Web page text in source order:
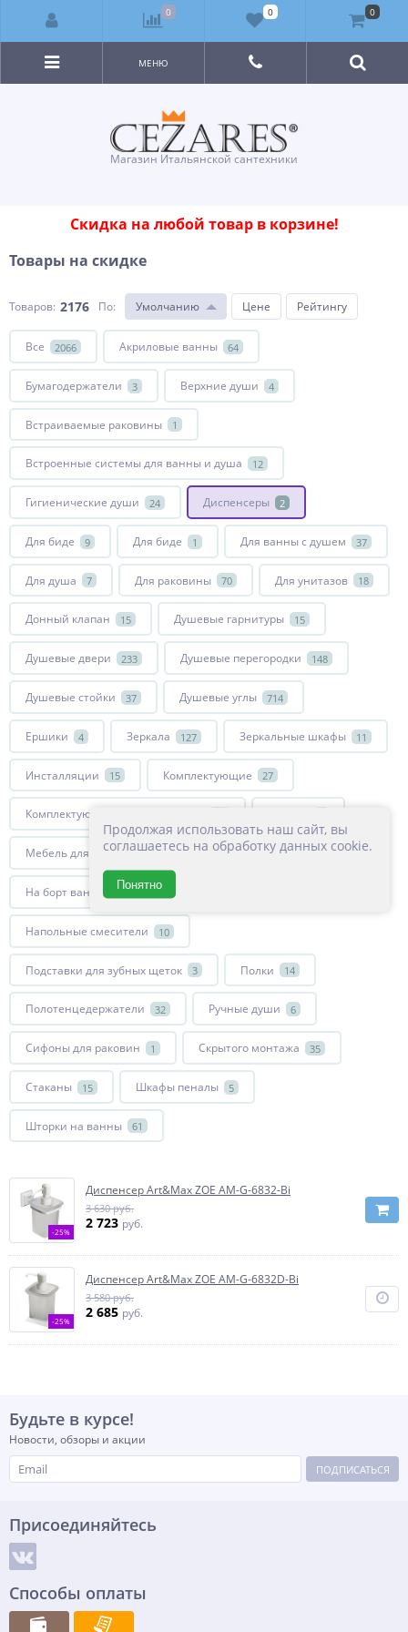
Магазин Итальянской сантехники
МЕНЮ
Скидка на любой товар в корзине!
Товары на скидке
Товаров: 2176 По: Умолчанию Цене Рейтингу
Все 2066 Акриловые ванны 64
Бумагодержатели 3 Верхние души 4
Встраиваемые раковины 1
Встроенные системы для ванны и душа 12
Гигиенические души 24 Диспенсеры 2
Для биде 9 Для биде 1 Для ванны с душем 37
Для душа 7 Для раковины 70 Для унитазов 18
Донный клапан 15 Душевые гарнитуры 15
Душевые двери 233 Душевые перегородки 148
Душевые стойки 37 Душевые углы 714
Ершики 4 Зеркала 127 Зеркальные шкафы 11
Инсталляции 15 Комплектующие 27
Комплектующие для смесителей
Мебель для ванной комнаты 119 Мыльницы 9
На борт ванны 5 Накладные раковины
Напольные смесители 10
Подставки для зубных щеток 3 Полки 14
Полотенцедержатели 32 Ручные души 6
Сифоны для раковин 1 Скрытого монтажа 35
Стаканы 15 Шкафы пеналы 5
Шторки на ванны 61
-25%
Диспенсер Art&Max ZOE AM-G-6832-Bi
3 630 руб.
2 723 руб.
-25%
Диспенсер Art&Max ZOE AM-G-6832D-Bi
3 580 руб.
2 685 руб.
Будьте в курсе!
Новости, обзоры и акции
ПОДПИСАТЬСЯ
Присоединяйтесь
Способы оплаты
0 0 0
Продолжая использовать наш сайт, вы
соглашаетесь на обработку данных cookie.
Понятно